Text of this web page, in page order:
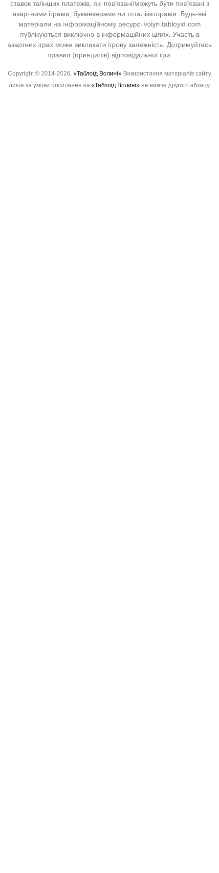
ставок та/інших платежів, які пов’язані/можуть бути пов’язані з
азартними іграми, букмекерами чи тоталізаторами. Будь-які
матеріали на інформаційному ресурсі volyn.tabloyid.com
публікуються виключно в інформаційних цілях. Участь в
азартних іграх може викликати ігрову залежність. Дотримуйтесь
правил (принципів) відповідальної гри.
Copyright © 2014-2026, «Таблоїд Волині» Використання матеріалів сайту
лише за умови посилання на «Таблоїд Волині»не нижче другого абзацу.